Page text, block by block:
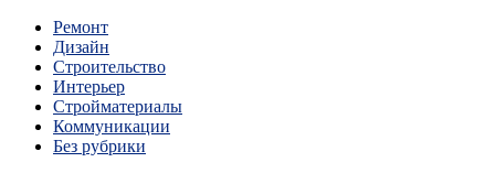
Перейти
содержимому
Ремонт
Дизайн
Строительство
Интерьер
Стройматериалы
Коммуникации
Без рубрики